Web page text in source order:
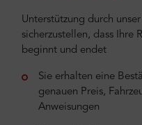
Unterstützung durch
sicherzustellen, dass Ihre
beginnt und endet
Sie erhalten eine
genauen Preis,
Anweisungen